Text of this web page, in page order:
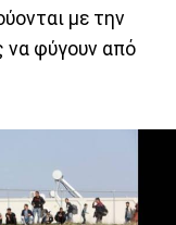
με την
να φύγουν από